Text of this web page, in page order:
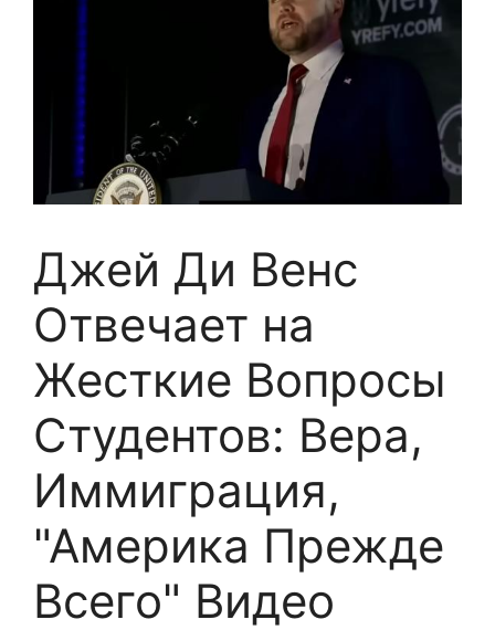
Джей Ди Венс
Отвечает на
Жесткие Вопросы
Студентов: Вера,
Иммиграция,
"Америка Прежде
Всего" Видео